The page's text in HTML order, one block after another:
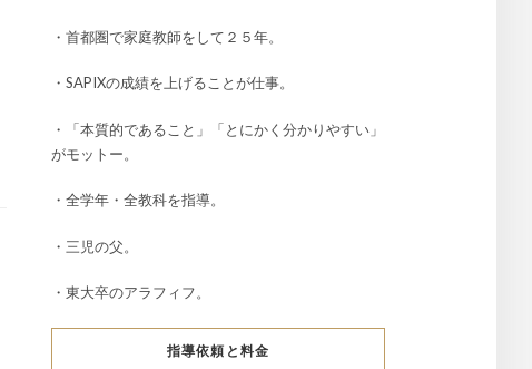
・首都圏で家庭教師をして２５年。
・SAPIXの成績を上げることが仕事。
・「本質的であること」「とにかく分かりやすい」
がモットー。
・全学年・全教科を指導。
・三児の父。
・東大卒のアラフィフ。
指導依頼と料金